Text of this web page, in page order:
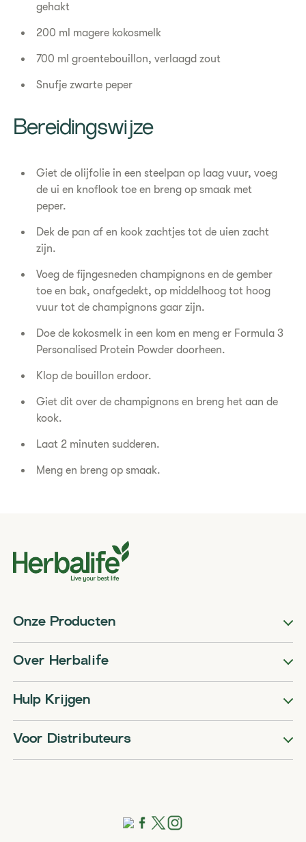
gehakt
200 ml magere kokosmelk
700 ml groentebouillon, verlaagd zout
Snufje zwarte peper
Bereidingswijze
Giet de olijfolie in een steelpan op laag vuur, voeg
de ui en knoflook toe en breng op smaak met
peper.
Dek de pan af en kook zachtjes tot de uien zacht
zijn.
Voeg de fijngesneden champignons en de gember
toe en bak, onafgedekt, op middelhoog tot hoog
vuur tot de champignons gaar zijn.
Doe de kokosmelk in een kom en meng er Formula 3
Personalised Protein Powder doorheen.
Klop de bouillon erdoor.
Giet dit over de champignons en breng het aan de
kook.
Laat 2 minuten sudderen.
Meng en breng op smaak.
Onze Producten
Over Herbalife
Hulp Krijgen
Voor Distributeurs